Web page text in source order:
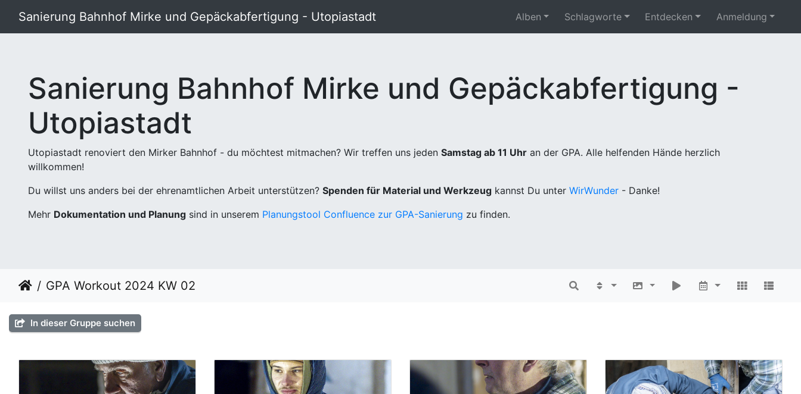
Sanierung Bahnhof Mirke und Gepäckabfertigung - Utopiastadt Alben Schlagworte Entdecken Anmeldung
Sanierung Bahnhof Mirke und Gepäckabfertigung -
Utopiastadt
Utopiastadt renoviert den Mirker Bahnhof - du möchtest mitmachen? Wir treffen uns jeden Samstag ab 11 Uhr an der GPA. Alle helfenden Hände herzlich
willkommen!
Du willst uns anders bei der ehrenamtlichen Arbeit unterstützen? Spenden für Material und Werkzeug kannst Du unter WirWunder - Danke!
Mehr Dokumentation und Planung sind in unserem Planungstool Confluence zur GPA-Sanierung zu finden.
GPA Workout 2024 KW 02
In dieser Gruppe suchen